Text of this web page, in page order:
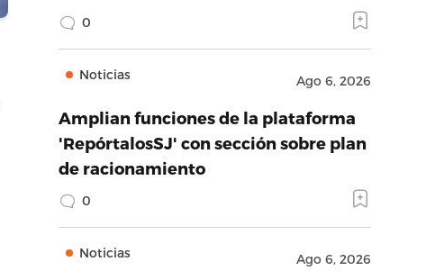
0
Noticias Ago 6, 2026
Amplian funciones de la plataforma
'RepórtalosSJ' con sección sobre plan
de racionamiento
0
Noticias Ago 6, 2026